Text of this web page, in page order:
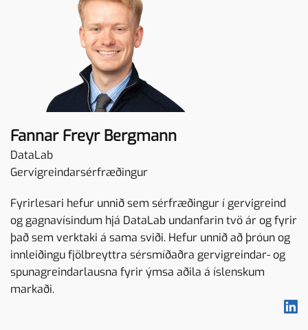
Fannar Freyr Bergmann
DataLab
Gervigreindarsérfræðingur
Fyrirlesari hefur unnið sem sérfræðingur í gervigreind
og gagnavísindum hjá DataLab undanfarin tvö ár og fyrir
það sem verktaki á sama sviði. Hefur unnið að þróun og
innleiðingu fjölbreyttra sérsmíðaðra gervigreindar- og
spunagreindarlausna fyrir ýmsa aðila á íslenskum
markaði.